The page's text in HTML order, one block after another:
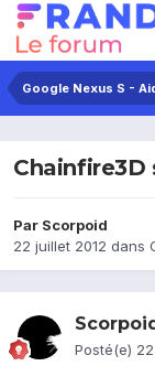
Google Nexus S -
Chainfire3D
Par Scorpoid
22 juillet 2012 dans
Scorpoid
Posté(e)